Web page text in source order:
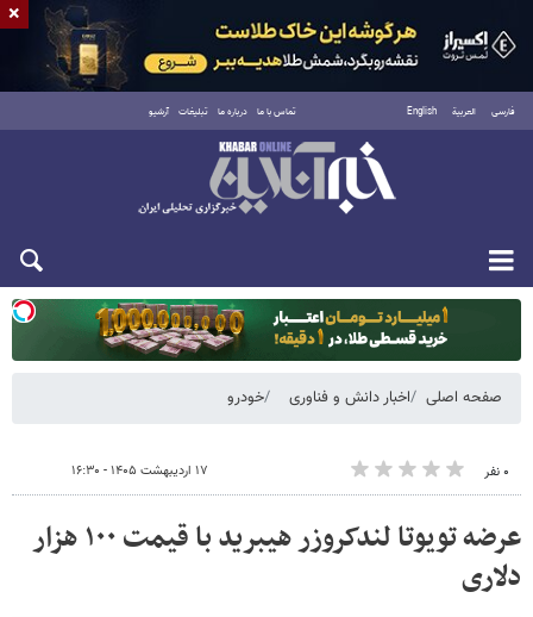
فارسی العربية English تماس با ما درباره ما تبلیغات آرشیو
یکشنبه ۱۸ مرداد ۱۴۰۵
صفحه اصلی اخبار دانش و فناوری خودرو
۰ نفر ۱۷ اردیبهشت ۱۴۰۵ - ۱۶:۳۰
عرضه تویوتا لندکروزر هیبرید با قیمت ۱۰۰ هزار
دلاری
×